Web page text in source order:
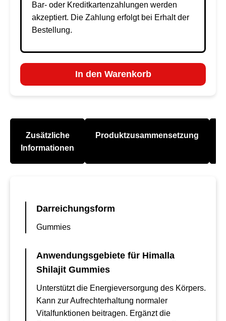
Bar- oder Kreditkartenzahlungen werden
akzeptiert. Die Zahlung erfolgt bei Erhalt der
Bestellung.
In den Warenkorb
Zusätzliche
Informationen
Produktzusammensetzung
Darreichungsform
Gummies
Anwendungsgebiete für Himalla
Shilajit Gummies
Unterstützt die Energieversorgung des Körpers.
Kann zur Aufrechterhaltung normaler
Vitalfunktionen beitragen. Ergänzt die